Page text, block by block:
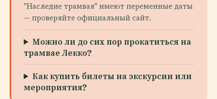
"Наследие трамвая" имеют переменные даты
— проверяйте официальный сайт.
Можно ли до сих пор прокатиться на
трамвае Лекко?
Как купить билеты на экскурсии или
мероприятия?